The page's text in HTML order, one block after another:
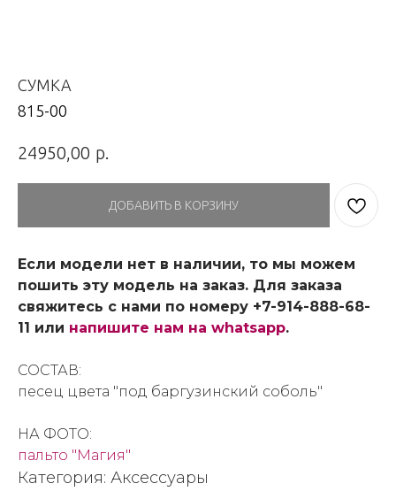
СУМКА
815-00
24950,00 р.
ДОБАВИТЬ В КОРЗИНУ
Если модели нет в наличии, то мы можем
пошить эту модель на заказ. Для заказа
свяжитесь с нами по номеру +7-914-888-68-
11 или напишите нам на whatsapp.
СОСТАВ:
песец цвета "под баргузинский соболь"
НА ФОТО:
пальто "Магия"
Категория: Аксессуары